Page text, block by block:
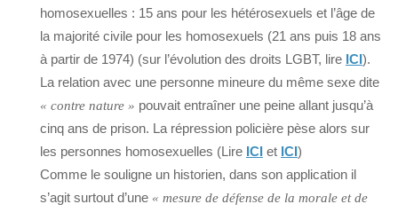
homosexuelles : 15 ans pour les hétérosexuels et l’âge de
la majorité civile pour les homosexuels (21 ans puis 18 ans
à partir de 1974) (sur l’évolution des droits LGBT, lire ICI).
La relation avec une personne mineure du même sexe dite
« contre nature » pouvait entraîner une peine allant jusqu’à
cinq ans de prison. La répression policière pèse alors sur
les personnes homosexuelles (Lire ICI et ICI)
Comme le souligne un historien, dans son application il
s’agit surtout d’une « mesure de défense de la morale et de